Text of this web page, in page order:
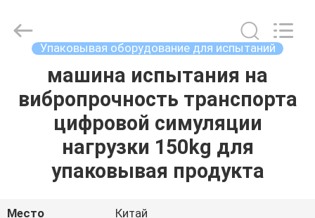
ПРОДУКТЫ
РОЛИКИ
О
Technology
Упаковывая оборудование для испытаний
машина испытания на
вибропрочность транспорта
цифровой симуляции
нагрузки 150kg для
упаковывая продукта
Место
Китай